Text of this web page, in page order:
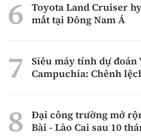
Toyota Land Cruiser
mắt tại Đông Nam Á
Siêu máy tính dự đoán
Campuchia: Chênh
Đại công trường mở
Bài - Lào Cai sau 10